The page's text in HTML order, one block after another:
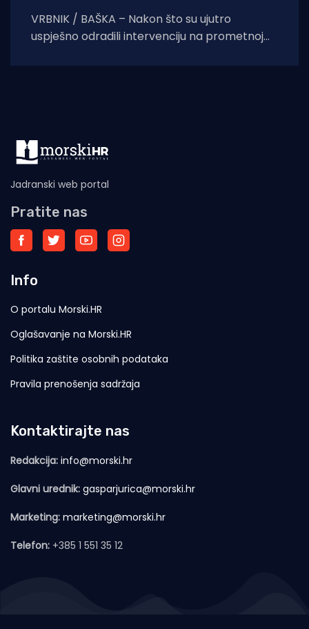
VRBNIK / BAŠKA – Nakon što su ujutro
uspješno odradili intervenciju na prometnoj
Jadranski web portal
Pratite nas
Info
O portalu Morski.HR
Oglašavanje na Morski.HR
Politika zaštite osobnih podataka
Pravila prenošenja sadržaja
Kontaktirajte nas
Redakcija: info@morski.hr
Glavni urednik: gasparjurica@morski.hr
Marketing: marketing@morski.hr
Telefon: +385 1 551 35 12